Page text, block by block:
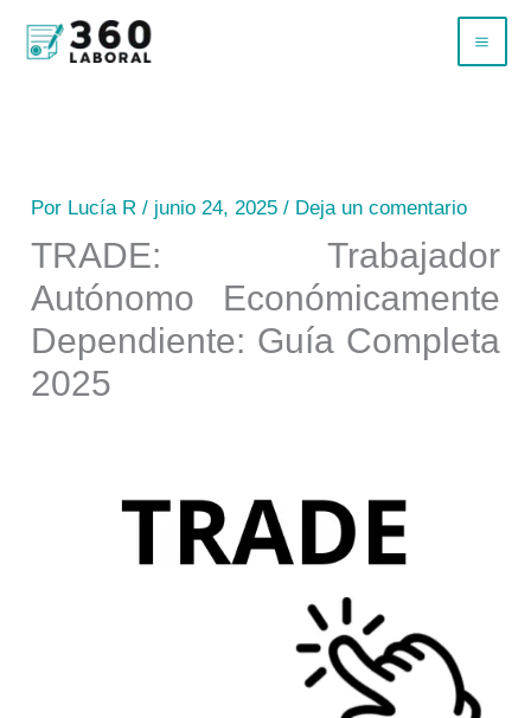
Por Lucía R/ junio 24, 2025/ Deja un comentario
TRADE: Trabajador
Autónomo Económicamente
Dependiente: Guía Completa
2025
B
u
r